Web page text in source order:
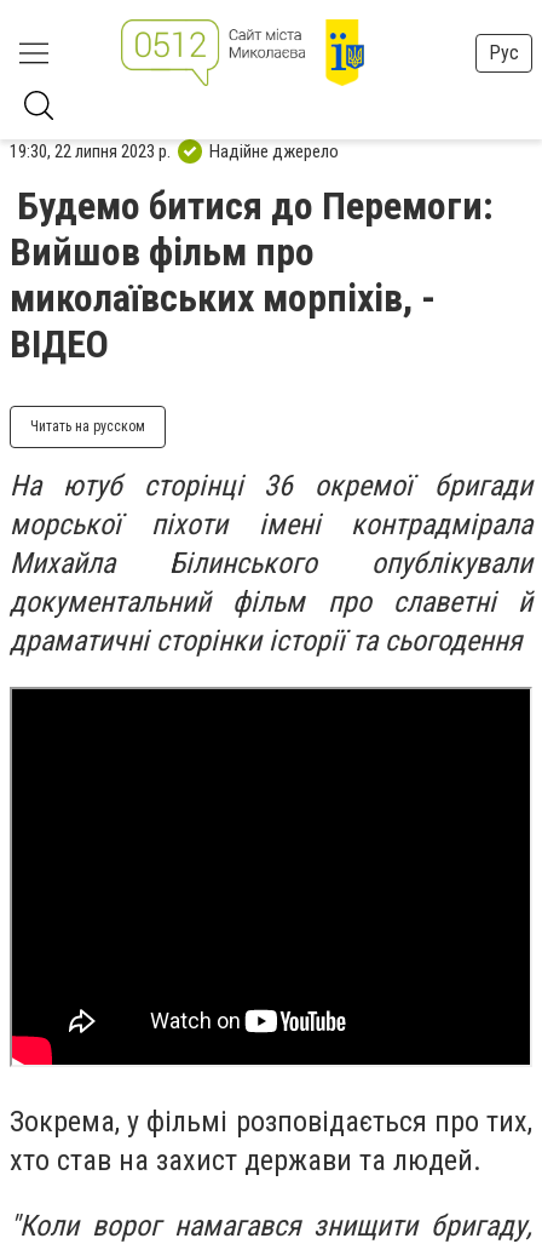
Рус
19:30, 22 липня 2023 р. Надійне джерело
Будемо битися до Перемоги:
Вийшов фільм про
миколаївських морпіхів, -
ВІДЕО
Читать на русском
На ютуб сторінці 36 окремої бригади
морської піхоти імені контрадмірала
Михайла Білинського опублікували
документальний фільм про славетні й
драматичні сторінки історії та сьогодення
Зокрема, у фільмі розповідається про тих,
хто став на захист держави та людей.
"Коли ворог намагався знищити бригаду,